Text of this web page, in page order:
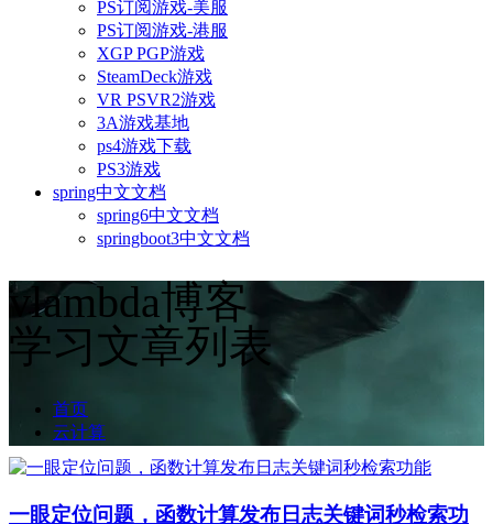
PS订阅游戏-美服
PS订阅游戏-港服
XGP PGP游戏
SteamDeck游戏
VR PSVR2游戏
3A游戏基地
ps4游戏下载
PS3游戏
spring中文文档
spring6中文文档
springboot3中文文档
vlambda博客
学习文章列表
首页
云计算
一眼定位问题，函数计算发布日志关键词秒检索功